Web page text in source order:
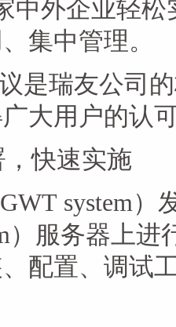
中外企业轻
集中管理。
是瑞友公司
大用户的认
快速实施
system
）服务器上
配置、调试